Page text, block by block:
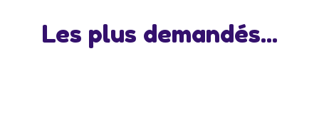
Les plus demandés...